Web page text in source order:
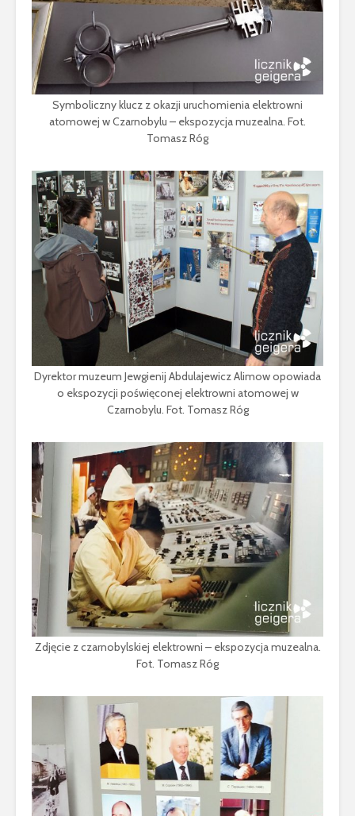
Symboliczny klucz z okazji uruchomienia elektrowni
atomowej w Czarnobylu – ekspozycja muzealna. Fot.
Tomasz Róg
Dyrektor muzeum Jewgienij Abdulajewicz Alimow opowiada
o ekspozycji poświęconej elektrowni atomowej w
Czarnobylu. Fot. Tomasz Róg
Zdjęcie z czarnobylskiej elektrowni – ekspozycja muzealna.
Fot. Tomasz Róg